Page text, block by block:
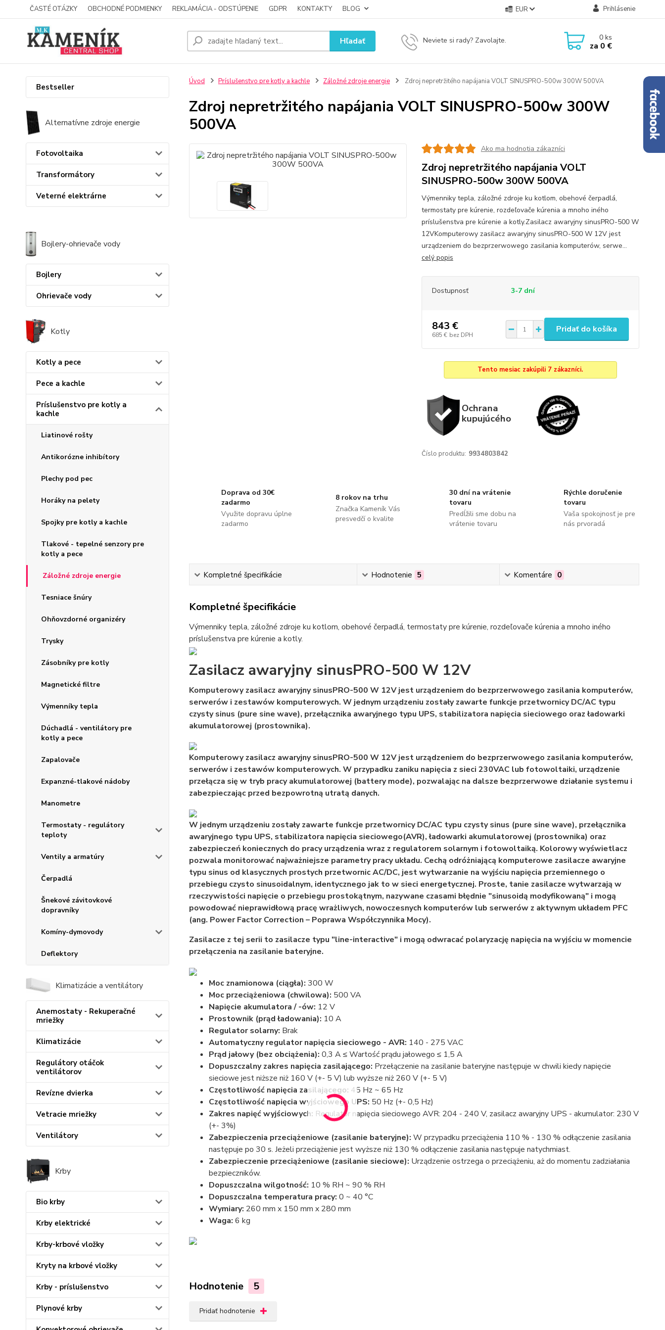
ČASTÉ OTÁZKY OBCHODNÉ PODMIENKY REKLAMÁCIA - ODSTÚPENIE GDPR KONTAKTY BLOG EUR Prihlásenie
Hľadať Neviete si rady? Zavolajte. 0ks
za 0 €
Bestseller
Alternatívne zdroje energie
Fotovoltaika
Transformátory
Veterné elektrárne
Bojlery-ohrievače vody
Bojlery
Ohrievače vody
Kotly
Kotly a pece
Pece a kachle
Príslušenstvo pre kotly a
kachle
Liatinové rošty
Antikorózne inhibítory
Plechy pod pec
Horáky na pelety
Spojky pre kotly a kachle
Tlakové - tepelné senzory pre
kotly a pece
Záložné zdroje energie
Tesniace šnúry
Ohňovzdorné organizéry
Trysky
Zásobníky pre kotly
Magnetické filtre
Výmenníky tepla
Dúchadlá - ventilátory pre
kotly a pece
Zapalovače
Expanzné-tlakové nádoby
Manometre
Termostaty - regulátory
teploty
Ventily a armatúry
Čerpadlá
Šnekové závitovkové
dopravníky
Komíny-dymovody
Deflektory
Klimatizácie a ventilátory
Anemostaty - Rekuperačné
mriežky
Klimatizácie
Regulátory otáčok
ventilátorov
Revízne dvierka
Vetracie mriežky
Ventilátory
Krby
Bio krby
Krby elektrické
Krby-krbové vložky
Kryty na krbové vložky
Krby - príslušenstvo
Plynové krby
Úvod Príslušenstvo pre kotly a kachle Záložné zdroje energie Zdroj nepretržitého napájania VOLT SINUSPRO-500w 300W 500VA
Zdroj nepretržitého napájania VOLT SINUSPRO-500w 300W
500VA
Ako ma hodnotia zákazníci
Zdroj nepretržitého napájania VOLT
SINUSPRO-500w 300W 500VA
Výmenniky tepla, záložné zdroje ku kotlom, obehové čerpadlá,
termostaty pre kúrenie, rozdeľovače kúrenia a mnoho iného
príslušenstva pre kúrenie a kotly.Zasilacz awaryjny sinusPRO-500 W
12VKomputerowy zasilacz awaryjny sinusPRO-500 W 12V jest
urządzeniem do bezprzerwowego zasilania komputerów, serwe...
celý popis
Dostupnosť 3-7 dní
843 €
685 € bez DPH
Pridať do košíka
Tento mesiac zakúpili 7 zákazníci.
Ochrana
kupujúcého
Číslo produktu: 9934803842
Doprava od 30€
zadarmo
Využite dopravu úplne
zadarmo
8 rokov na trhu
Značka Kameník Vás
presvedčí o kvalite
30 dní na vrátenie
tovaru
Predĺžili sme dobu na
vrátenie tovaru
Rýchle doručenie
tovaru
Vaša spokojnosť je pre
nás prvoradá
Kompletné špecifikácie Hodnotenie 5 Komentáre 0
Kompletné špecifikácie
Výmenniky tepla, záložné zdroje ku kotlom, obehové čerpadlá, termostaty pre kúrenie, rozdeľovače kúrenia a mnoho iného
príslušenstva pre kúrenie a kotly.
Zasilacz awaryjny sinusPRO-500 W 12V
Komputerowy zasilacz awaryjny sinusPRO-500 W 12V jest urządzeniem do bezprzerwowego zasilania komputerów,
serwerów i zestawów komputerowych. W jednym urządzeniu zostały zawarte funkcje przetwornicy DC/AC typu
czysty sinus (pure sine wave), przełącznika awaryjnego typu UPS, stabilizatora napięcia sieciowego oraz ładowarki
akumulatorowej (prostownika).
Komputerowy zasilacz awaryjny sinusPRO-500 W 12V jest urządzeniem do bezprzerwowego zasilania komputerów,
serwerów i zestawów komputerowych. W przypadku zaniku napięcia z sieci 230VAC lub fotowoltaiki, urządzenie
przełącza się w tryb pracy akumulatorowej (battery mode), pozwalając na dalsze bezprzerwowe działanie systemu i
zabezpieczając przed bezpowrotną utratą danych.
W jednym urządzeniu zostały zawarte funkcje przetwornicy DC/AC typu czysty sinus (pure sine wave), przełącznika
awaryjnego typu UPS, stabilizatora napięcia sieciowego(AVR), ładowarki akumulatorowej (prostownika) oraz
zabezpieczeń koniecznych do pracy urządzenia wraz z regulatorem solarnym i fotowoltaiką. Kolorowy wyświetlacz
pozwala monitorować najważniejsze parametry pracy układu. Cechą odróżniającą komputerowe zasilacze awaryjne
typu sinus od klasycznych prostych przetwornic AC/DC, jest wytwarzanie na wyjściu napięcia przemiennego o
przebiegu czysto sinusoidalnym, identycznego jak to w sieci energetycznej. Proste, tanie zasilacze wytwarzają w
rzeczywistości napięcie o przebiegu prostokątnym, nazywane czasami błędnie "sinusoidą modyfikowaną" i mogą
powodować nieprawidłową pracę wrażliwych, nowoczesnych komputerów lub serwerów z aktywnym układem PFC
(ang. Power Factor Correction – Poprawa Współczynnika Mocy).
Zasilacze z tej serii to zasilacze typu "line-interactive" i mogą odwracać polaryzację napięcia na wyjściu w momencie
przełączenia na zasilanie bateryjne.
Moc znamionowa (ciągła): 300 W
Moc przeciążeniowa (chwilowa): 500 VA
Napięcie akumulatora / -ów: 12 V
Prostownik (prąd ładowania): 10 A
Regulator solarny: Brak
Automatyczny regulator napięcia sieciowego - AVR: 140 - 275 VAC
Prąd jałowy (bez obciążenia): 0,3 A ≤ Wartość prądu jałowego ≤ 1,5 A
Dopuszczalny zakres napięcia zasilającego: Przełączenie na zasilanie bateryjne następuje w chwili kiedy napięcie
sieciowe jest niższe niż 160 V (+- 5 V) lub wyższe niż 260 V (+- 5 V)
Częstotliwość napięcia zasilającego: 45 Hz ~ 65 Hz
Częstotliwość napięcia wyjściowego UPS: 50 Hz (+- 0,5 Hz)
Zakres napięć wyjściowych: Regulator napięcia sieciowego AVR: 204 - 240 V, zasilacz awaryjny UPS - akumulator: 230 V
(+- 3%)
Zabezpieczenia przeciążeniowe (zasilanie bateryjne): W przypadku przeciążenia 110 % - 130 % odłączenie zasilania
następuje po 30 s. Jeżeli przeciążenie jest wyższe niż 130 % odłączenie zasilania następuje natychmiast.
Zabezpieczenie przeciążeniowe (zasilanie sieciowe): Urządzenie ostrzega o przeciążeniu, aż do momentu zadziałania
bezpieczników.
Dopuszczalna wilgotność: 10 % RH ~ 90 % RH
Dopuszczalna temperatura pracy: 0 ~ 40 °C
Wymiary: 260 mm x 150 mm x 280 mm
Waga: 6 kg
Hodnotenie 5
Pridať hodnotenie